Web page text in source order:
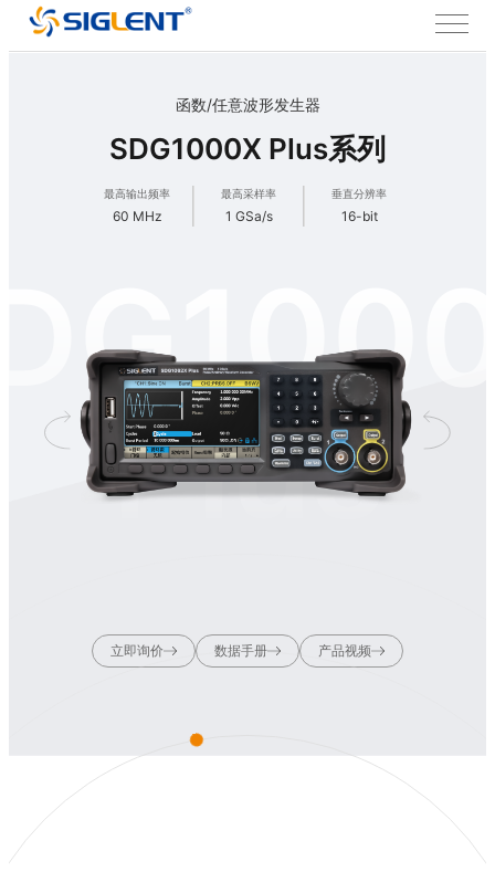
函数/任意波形发生器
SDG1000X Plus系列
Plus
最高输出频率
60 MHz
最高采样率
1 GSa/s
垂直分辨率
16-bit
立即询价 数据手册 产品视频